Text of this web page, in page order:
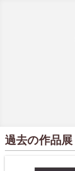
過去の作品展